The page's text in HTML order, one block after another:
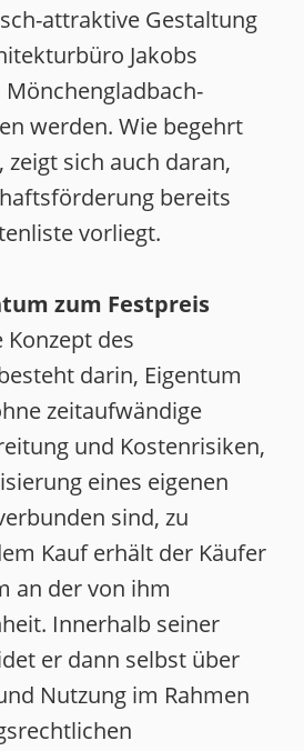
attraktive Gestaltung
Jakobs
werden. Wie begehrt
sich auch daran,
bereits
vorliegt.
zum Festpreis
Konzept des
darin, Eigentum
zeitaufwändige
und Kostenrisiken,
eines eigenen
sind, zu
Kauf erhält der Käufer
an der von ihm
Innerhalb seiner
er dann selbst über
Nutzung im Rahmen